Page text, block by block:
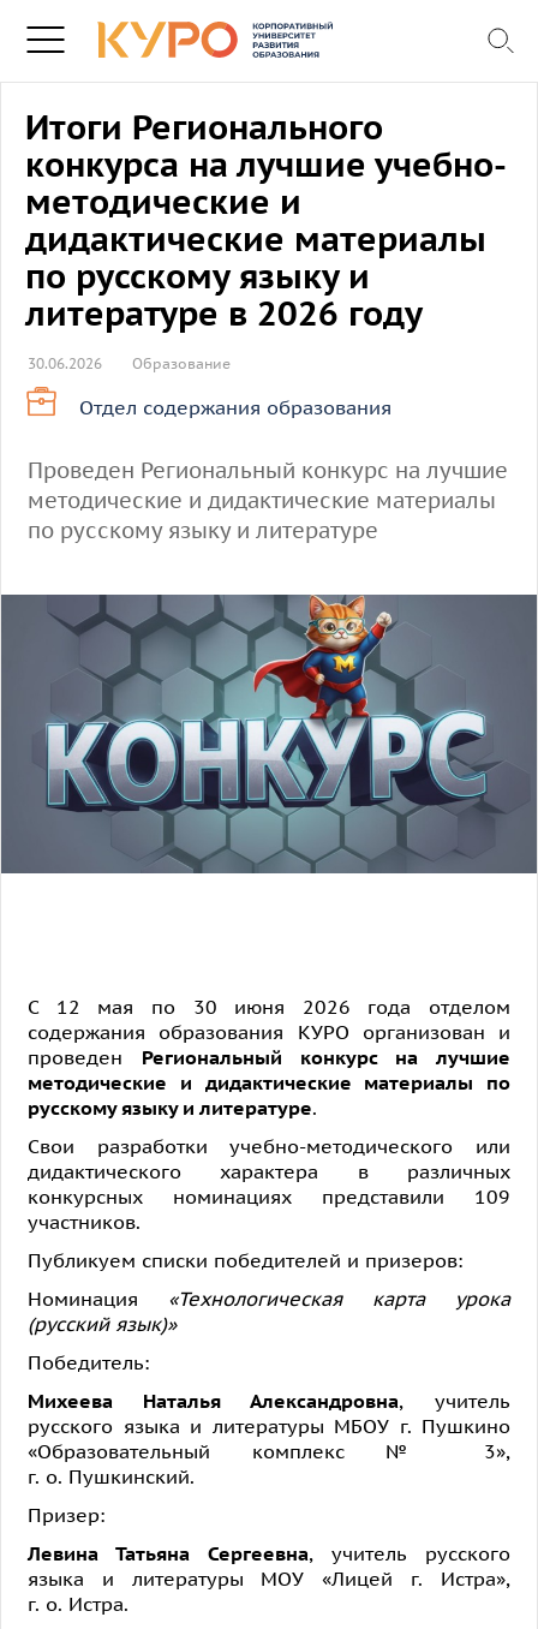
Итоги Регионального
конкурса на лучшие учебно-
методические и
дидактические материалы
по русскому языку и
литературе в 2026 году
30.06.2026 Образование
Отдел содержания образования
Проведен Региональный конкурс на лучшие
методические и дидактические материалы
по русскому языку и литературе
С 12 мая по 30 июня 2026 года отделом
содержания образования КУРО организован и
проведен Региональный конкурс на лучшие
методические и дидактические материалы по
русскому языку и литературе.
Свои разработки учебно-методического или
дидактического характера в различных
конкурсных номинациях представили 109
участников.
Публикуем списки победителей и призеров:
Номинация «Технологическая карта урока
(русский язык)»
Победитель:
Михеева Наталья Александровна, учитель
русского языка и литературы МБОУ г. Пушкино
«Образовательный комплекс № 3»,
г. о. Пушкинский.
Призер:
Левина Татьяна Сергеевна, учитель русского
языка и литературы МОУ «Лицей г. Истра»,
г. о. Истра.